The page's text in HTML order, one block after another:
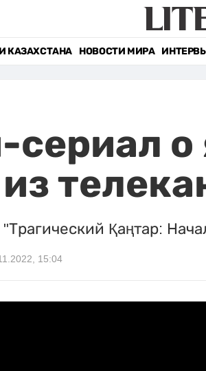
КАЗАХСТАНА НОВОСТИ МИРА
о
Қаңтар:
15:04